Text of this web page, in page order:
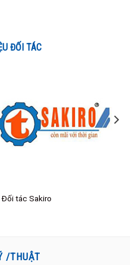
ĐỐI TÁC
Đối tác VISION
/THUẬT